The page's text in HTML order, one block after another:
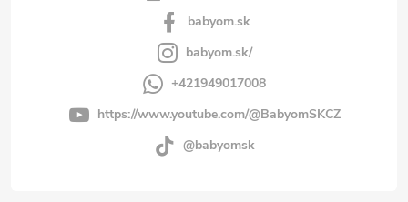
babyom.sk
babyom.sk/
+421949017008
https://www.youtube.com/@BabyomSKCZ
@babyomsk